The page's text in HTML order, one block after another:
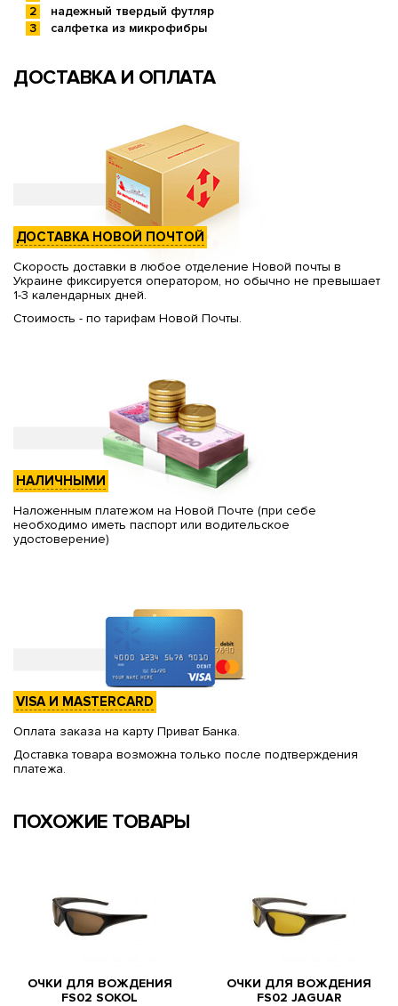
надежный твердый футляр
салфетка из микрофибры
ДОСТАВКА И ОПЛАТА
ДОСТАВКА НОВОЙ ПОЧТОЙ
Скорость доставки в любое отделение Новой почты в
Украине фиксируется оператором, но обычно не превышает
1-3 календарных дней.
Стоимость - по тарифам Новой Почты.
НАЛИЧНЫМИ
Наложенным платежом на Новой Почте (при себе
необходимо иметь паспорт или водительское
удостоверение)
VISA И MASTERCARD
Оплата заказа на карту Приват Банка.
Доставка товара возможна только после подтверждения
платежа.
ПОХОЖИЕ ТОВАРЫ
ОЧКИ ДЛЯ ВОЖДЕНИЯ
FS02 SOKOL
ОЧКИ ДЛЯ ВОЖДЕНИЯ
FS02 JAGUAR